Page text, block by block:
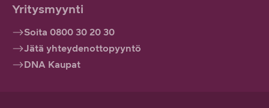
Yritysmyynti
Soita 0800 30 20 30
Jätä yhteydenottopyyntö
DNA Kaupat